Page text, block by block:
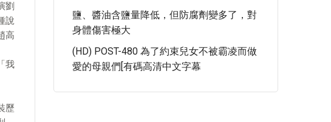
劉
說
高
我
歷
鹽、醬油含鹽量降低，但防腐劑變多了，對
身體傷害極大
(HD) POST-480 為了約束兒女不被霸凌而做
愛的母親們[有碼高清中文字幕